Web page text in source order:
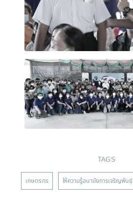
TAGS
เกษตรกร ให้ความรู้อนามัยการเจริญพันธุ์